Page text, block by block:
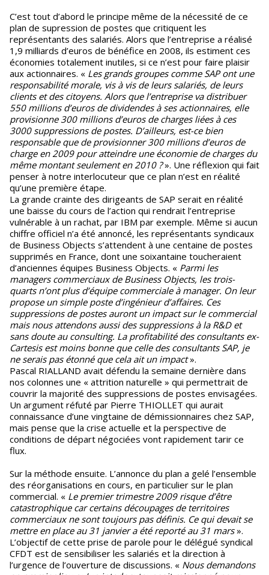
C’est tout d’abord le principe même de la nécessité de ce
plan de supression de postes que critiquent les
représentants des salariés. Alors que l’entreprise a réalisé
1,9 milliards d’euros de bénéfice en 2008, ils estiment ces
économies totalement inutiles, si ce n’est pour faire plaisir
aux actionnaires. « Les grands groupes comme SAP ont une
responsabilité morale, vis à vis de leurs salariés, de leurs
clients et des citoyens. Alors que l’entreprise va distribuer
550 millions d’euros de dividendes à ses actionnaires, elle
provisionne 300 millions d’euros de charges liées à ces
3000 suppressions de postes. D’ailleurs, est-ce bien
responsable que de provisionner 300 millions d’euros de
charge en 2009 pour atteindre une économie de charges du
même montant seulement en 2010 ?». Une réflexion qui fait
penser à notre interlocuteur que ce plan n’est en réalité
qu’une première étape.
La grande crainte des dirigeants de SAP serait en réalité
une baisse du cours de l’action qui rendrait l’entreprise
vulnérable à un rachat, par IBM par exemple. Même si aucun
chiffre officiel n’a été annoncé, les représentants syndicaux
de Business Objects s’attendent à une centaine de postes
supprimés en France, dont une soixantaine toucheraient
d’anciennes équipes Business Objects. « Parmi les
managers commerciaux de Business Objects, les trois-
quarts n’ont plus d’équipe commerciale à manager. On leur
propose un simple poste d’ingénieur d’affaires. Ces
suppressions de postes auront un impact sur le commercial
mais nous attendons aussi des suppressions à la R&D et
sans doute au consulting. La profitabilité des consultants ex-
Cartesis est moins bonne que celle des consultants SAP, je
ne serais pas étonné que cela ait un impact».
Pascal RIALLAND avait défendu la semaine dernière dans
nos colonnes une « attrition naturelle » qui permettrait de
couvrir la majorité des suppressions de postes envisagées.
Un argument réfuté par Pierre THIOLLET qui aurait
connaissance d’une vingtaine de démissionnaires chez SAP,
mais pense que la crise actuelle et la perspective de
conditions de départ négociées vont rapidement tarir ce
flux.
Sur la méthode ensuite. L’annonce du plan a gelé l’ensemble
des réorganisations en cours, en particulier sur le plan
commercial. « Le premier trimestre 2009 risque d’être
catastrophique car certains découpages de territoires
commerciaux ne sont toujours pas définis. Ce qui devait se
mettre en place au 31 janvier a été reporté au 31 mars».
L’objectif de cette prise de parole pour le délégué syndical
CFDT est de sensibiliser les salariés et la direction à
l’urgence de l’ouverture de discussions. « Nous demandons